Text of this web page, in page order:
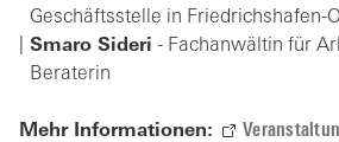
Geschäftsstelle in Friedrichshafen-
Smaro Sideri - Fachanwältin für
Beraterin
Mehr Informationen: